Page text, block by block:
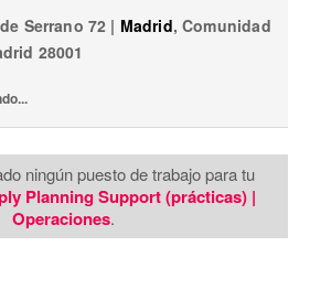
social channels not only
our...
Serrano 72 | Madrid,Comunidad
28001
ningún puesto de trabajo para tu
Planning Support (prácticas) |
Operaciones.